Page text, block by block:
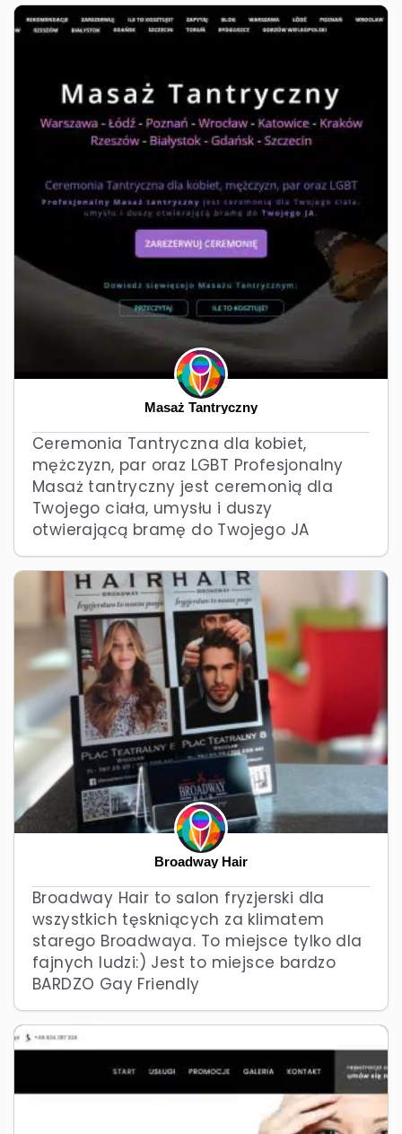
Masaż Tantryczny
Ceremonia Tantryczna dla kobiet,
mężczyzn, par oraz LGBT Profesjonalny
Masaż tantryczny jest ceremonią dla
Twojego ciała, umysłu i duszy
otwierającą bramę do Twojego JA
Broadway Hair
Broadway Hair to salon fryzjerski dla
wszystkich tęskniących za klimatem
starego Broadwaya. To miejsce tylko dla
fajnych ludzi:) Jest to miejsce bardzo
BARDZO Gay Friendly